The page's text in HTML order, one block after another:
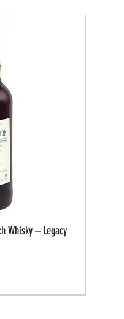
Whisky – Legacy